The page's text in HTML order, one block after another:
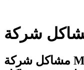
مشاكل شركة Markets.com , في الحقيقة